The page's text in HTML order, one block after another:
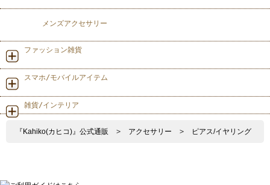
メンズアクセサリー
ファッション雑貨
スマホ/モバイルアイテム
雑貨/インテリア
『Kahiko(カヒコ)』公式通販 > アクセサリー > ピアス/イヤリング